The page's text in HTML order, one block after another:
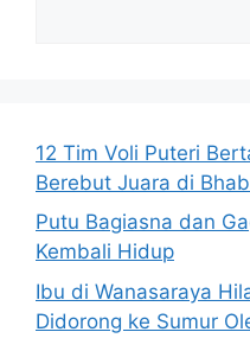
12 Tim Voli Puteri
Berebut Juara di
Putu Bagiasna dan
Kembali Hidup
Ibu di Wanasaraya
Didorong ke Sumur